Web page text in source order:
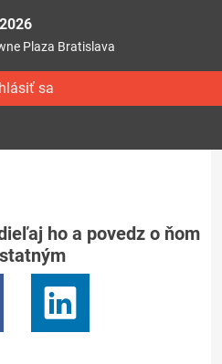
Plaza Bratislava
sa
ho a povedz o ňom